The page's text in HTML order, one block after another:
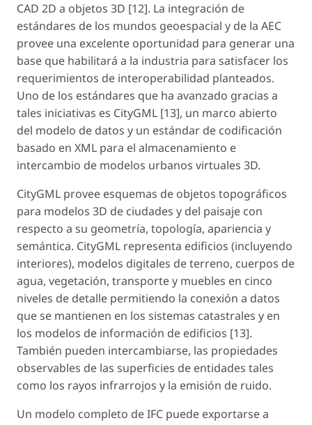
CAD 2D a objetos 3D [12]. La integración de
estándares de los mundos geoespacial y de la AEC
provee una excelente oportunidad para generar una
base que habilitará a la industria para satisfacer los
requerimientos de interoperabilidad planteados.
Uno de los estándares que ha avanzado gracias a
tales iniciativas es CityGML [13], un marco abierto
del modelo de datos y un estándar de codificación
basado en XML para el almacenamiento e
intercambio de modelos urbanos virtuales 3D.
CityGML provee esquemas de objetos topográficos
para modelos 3D de ciudades y del paisaje con
respecto a su geometría, topología, apariencia y
semántica. CityGML representa edificios (incluyendo
interiores), modelos digitales de terreno, cuerpos de
agua, vegetación, transporte y muebles en cinco
niveles de detalle permitiendo la conexión a datos
que se mantienen en los sistemas catastrales y en
los modelos de información de edificios [13].
También pueden intercambiarse, las propiedades
observables de las superficies de entidades tales
como los rayos infrarrojos y la emisión de ruido.
Un modelo completo de IFC puede exportarse a